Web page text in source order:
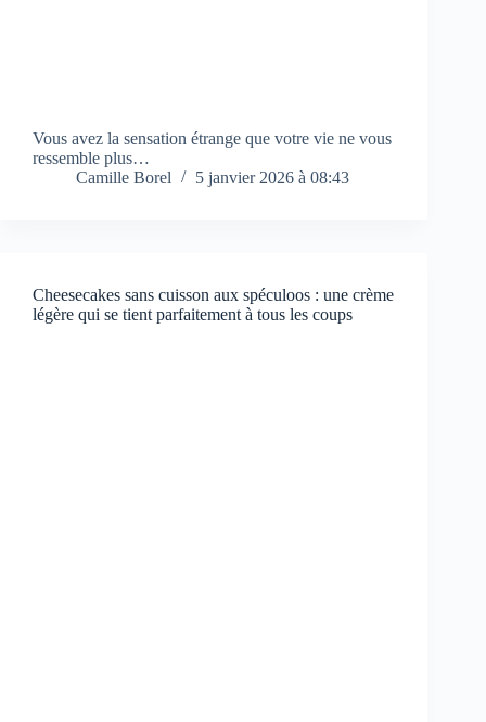
Vous avez la sensation étrange que votre vie ne vous
ressemble plus…
Camille Borel
5 janvier 2026 à 08:43
Cheesecakes sans cuisson aux spéculoos : une crème
légère qui se tient parfaitement à tous les coups